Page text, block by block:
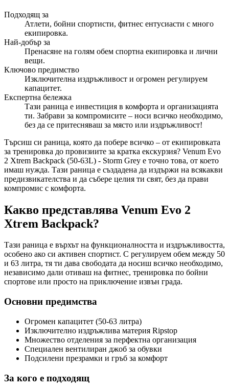
Подходящ за
Атлети, бойни спортисти, фитнес ентусиасти с много
екипировка.
Най-добър за
Пренасяне на голям обем спортна екипировка и лични
вещи.
Ключово предимство
Изключителна издръжливост и огромен регулируем
капацитет.
Експертна бележка
Тази раница е инвестиция в комфорта и организацията
ти. Забрави за компромисите – носи всичко необходимо,
без да се притесняваш за място или издръжливост!
Търсиш си раница, която да побере всичко – от екипировката
за тренировка до провизиите за кратка екскурзия? Venum Evo
2 Xtrem Backpack (50-63L) - Storm Grey е точно това, от което
имаш нужда. Тази раница е създадена да издържи на всякакви
предизвикателства и да събере целия ти свят, без да прави
компромис с комфорта.
Какво представлява Venum Evo 2
Xtrem Backpack?
Тази раница е върхът на функционалността и издръжливостта,
особено ако си активен спортист. С регулируем обем между 50
и 63 литра, тя ти дава свободата да носиш всичко необходимо,
независимо дали отиваш на фитнес, тренировка по бойни
спортове или просто на приключение извън града.
Основни предимства
Огромен капацитет (50-63 литра)
Изключително издръжлива материя Ripstop
Множество отделения за перфектна организация
Специален вентилиран джоб за обувки
Подсилени презрамки и гръб за комфорт
За кого е подходящ